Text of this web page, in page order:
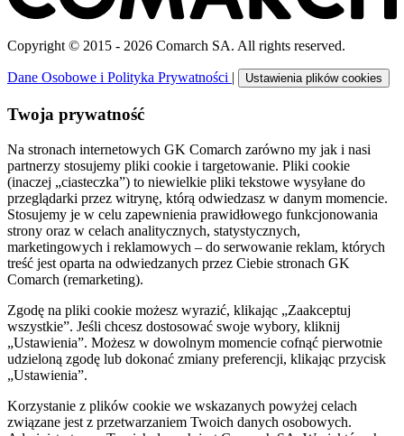
Copyright © 2015 - 2026 Comarch SA. All rights reserved.
Dane Osobowe i Polityka Prywatności | Ustawienia plików cookies
Twoja prywatność
Na stronach internetowych GK Comarch zarówno my jak i nasi
partnerzy stosujemy pliki cookie i targetowanie. Pliki cookie
(inaczej „ciasteczka”) to niewielkie pliki tekstowe wysyłane do
przeglądarki przez witrynę, którą odwiedzasz w danym momencie.
Stosujemy je w celu zapewnienia prawidłowego funkcjonowania
strony oraz w celach analitycznych, statystycznych,
marketingowych i reklamowych – do serwowanie reklam, których
treść jest oparta na odwiedzanych przez Ciebie stronach GK
Comarch (remarketing).
Zgodę na pliki cookie możesz wyrazić, klikając „Zaakceptuj
wszystkie”. Jeśli chcesz dostosować swoje wybory, kliknij
„Ustawienia”. Możesz w dowolnym momencie cofnąć pierwotnie
udzieloną zgodę lub dokonać zmiany preferencji, klikając przycisk
„Ustawienia”.
Korzystanie z plików cookie we wskazanych powyżej celach
związane jest z przetwarzaniem Twoich danych osobowych.